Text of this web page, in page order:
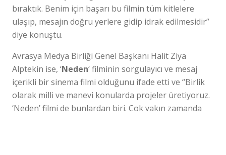
bıraktık. Benim için başarı bu filmin tüm kitlelere
ulaşıp, mesajın doğru yerlere gidip idrak edilmesidir”
diye konuştu.
Avrasya Medya Birliği Genel Başkanı Halit Ziya
Alptekin ise, ‘Neden‘ filminin sorgulayıcı ve mesaj
içerikli bir sinema filmi olduğunu ifade etti ve “Birlik
olarak milli ve manevi konularda projeler üretiyoruz.
‘Neden’ filmi de bunlardan biri. Çok yakın zamanda